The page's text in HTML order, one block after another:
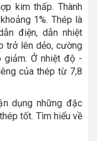
kim thấp. Thành
1%. Thép là
điện, dẫn nhiệt
trở lên dẻo, cường
giảm. Ở nhiệt độ -
của thép từ 7,8
dụng những đặc
tốt. Tìm hiểu về